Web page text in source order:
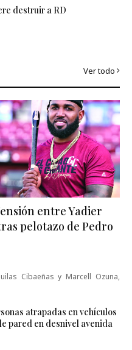
destruir a RD
Ver todo
entre Yadier
pelotazo de Pedro
Cibaeñas y Marcell Ozuna,
atrapadas en vehículos
pared en desnivel avenida